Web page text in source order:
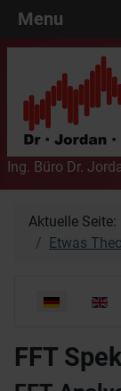
Ing. Büro Dr.
Aktuelle Seite:
Etwas
Sprache
FFT
Menu